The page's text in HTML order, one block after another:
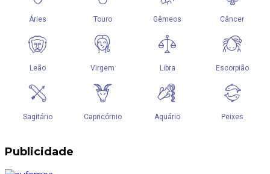
Publicidade